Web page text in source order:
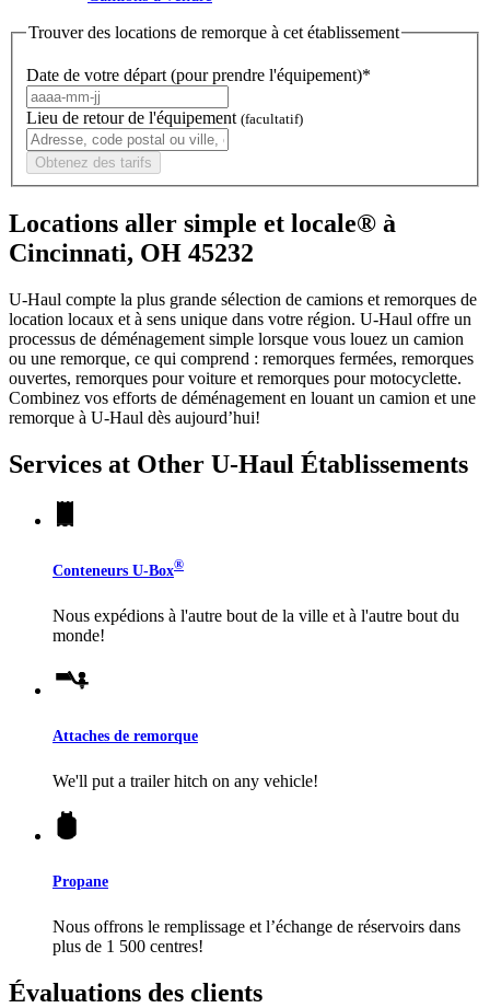
Trouver des locations de remorque à cet établissement
Date de votre départ (pour prendre l'équipement)*
Lieu de retour de l'équipement (facultatif)
Obtenez des tarifs
Locations aller simple et locale® à
Cincinnati, OH 45232
U-Haul compte la plus grande sélection de camions et remorques de
location locaux et à sens unique dans votre région. U-Haul offre un
processus de déménagement simple lorsque vous louez un camion
ou une remorque, ce qui comprend : remorques fermées, remorques
ouvertes, remorques pour voiture et remorques pour motocyclette.
Combinez vos efforts de déménagement en louant un camion et une
remorque à U-Haul dès aujourd’hui!
Services at Other U-Haul Établissements
Conteneurs U-Box®
Nous expédions à l'autre bout de la ville et à l'autre bout du
monde!
Attaches de remorque
We'll put a trailer hitch on any vehicle!
Propane
Nous offrons le remplissage et l’échange de réservoirs dans
plus de 1 500 centres!
Évaluations des clients